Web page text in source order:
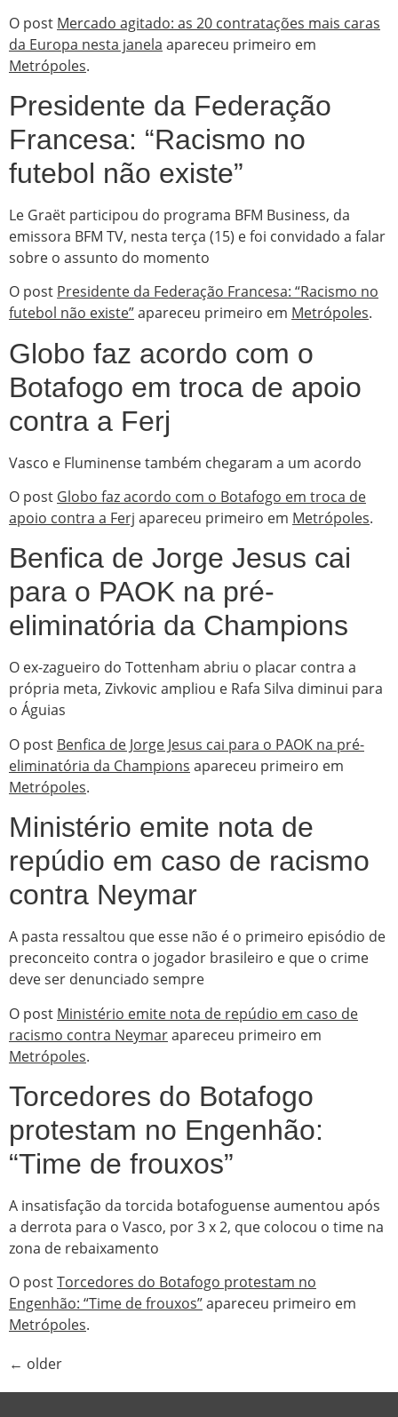
O post Mercado agitado: as 20 contratações mais caras
da Europa nesta janela apareceu primeiro em
Metrópoles.
Presidente da Federação
Francesa: “Racismo no
futebol não existe”
Le Graët participou do programa BFM Business, da
emissora BFM TV, nesta terça (15) e foi convidado a falar
sobre o assunto do momento
O post Presidente da Federação Francesa: “Racismo no
futebol não existe”apareceu primeiro em Metrópoles.
Globo faz acordo com o
Botafogo em troca de apoio
contra a Ferj
Vasco e Fluminense também chegaram a um acordo
O post Globo faz acordo com o Botafogo em troca de
apoio contra a Ferj apareceu primeiro em Metrópoles.
Benfica de Jorge Jesus cai
para o PAOK na pré-
eliminatória da Champions
O ex-zagueiro do Tottenham abriu o placar contra a
própria meta, Zivkovic ampliou e Rafa Silva diminui para
o Águias
O post Benfica de Jorge Jesus cai para o PAOK na pré-
eliminatória da Champions apareceu primeiro em
Metrópoles.
Ministério emite nota de
repúdio em caso de racismo
contra Neymar
A pasta ressaltou que esse não é o primeiro episódio de
preconceito contra o jogador brasileiro e que o crime
deve ser denunciado sempre
O post Ministério emite nota de repúdio em caso de
racismo contra Neymarapareceu primeiro em
Metrópoles.
Torcedores do Botafogo
protestam no Engenhão:
“Time de frouxos”
A insatisfação da torcida botafoguense aumentou após
a derrota para o Vasco, por 3 x 2, que colocou o time na
zona de rebaixamento
O postTorcedores do Botafogo protestam no
Engenhão: “Time de frouxos”apareceu primeiro em
Metrópoles.
← older